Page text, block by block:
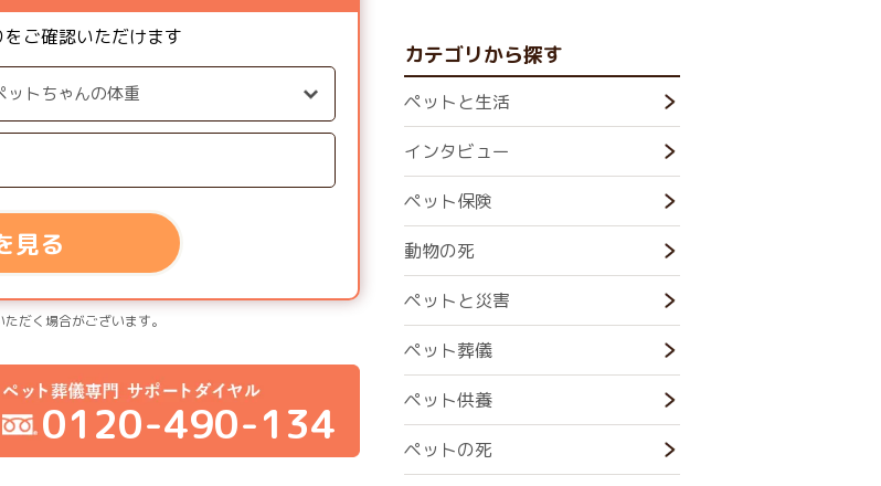
ご確認いただけます
見る
だく場合がございます。
0120-490-134
カテゴリから探す
ペットと生活
インタビュー
ペット保険
動物の死
ペットと災害
ペット葬儀
ペット供養
ペットの死